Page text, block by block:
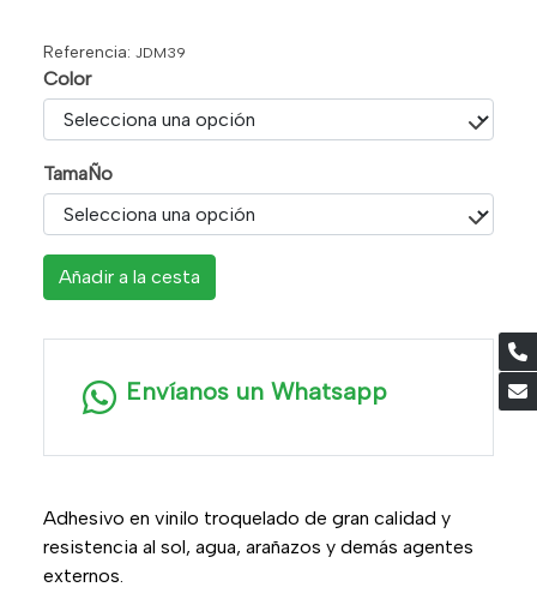
Referencia: JDM39
Color
TamaÑo
Añadir a la cesta
Envíanos un Whatsapp
Adhesivo en vinilo troquelado de gran calidad y
resistencia al sol, agua, arañazos y demás agentes
externos.